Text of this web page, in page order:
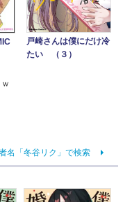
戸崎さんは僕にだけ冷
たい （３）
名「冬谷リク」で検索